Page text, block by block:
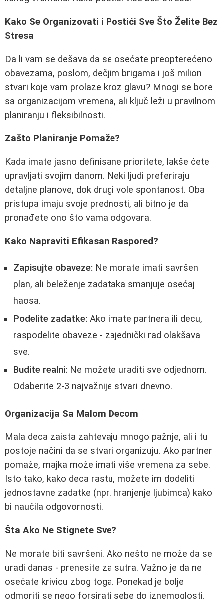
Kako Se Organizovati i Postići Sve Što Želite Bez
Stresa
Da li vam se dešava da se osećate preopterećeno
obavezama, poslom, dečjim brigama i još milion
stvari koje vam prolaze kroz glavu? Mnogi se bore
sa organizacijom vremena, ali ključ leži u pravilnom
planiranju i fleksibilnosti.
Zašto Planiranje Pomaže?
Kada imate jasno definisane prioritete, lakše ćete
upravljati svojim danom. Neki ljudi preferiraju
detaljne planove, dok drugi vole spontanost. Oba
pristupa imaju svoje prednosti, ali bitno je da
pronađete ono što vama odgovara.
Kako Napraviti Efikasan Raspored?
Zapisujte obaveze: Ne morate imati savršen
plan, ali beleženje zadataka smanjuje osećaj
haosa.
Podelite zadatke: Ako imate partnera ili decu,
raspodelite obaveze - zajednički rad olakšava
sve.
Budite realni: Ne možete uraditi sve odjednom.
Odaberite 2-3 najvažnije stvari dnevno.
Organizacija Sa Malom Decom
Mala deca zaista zahtevaju mnogo pažnje, ali i tu
postoje načini da se stvari organizuju. Ako partner
pomaže, majka može imati više vremena za sebe.
Isto tako, kako deca rastu, možete im dodeliti
jednostavne zadatke (npr. hranjenje ljubimca) kako
bi naučila odgovornosti.
Šta Ako Ne Stignete Sve?
Ne morate biti savršeni. Ako nešto ne može da se
uradi danas - prenesite za sutra. Važno je da ne
osećate krivicu zbog toga. Ponekad je bolje
odmoriti se nego forsirati sebe do iznemoglosti.